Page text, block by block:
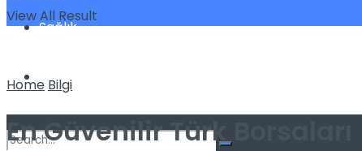
Sağlık
Spor
View All Result
Home Bilgi
En Güvenilir Türk Borsaları